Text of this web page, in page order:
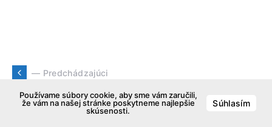
— Predchádzajúci
Niektoré nové iPady majú
problémy s Wi-Fi signálom, Apple
Používame súbory cookie, aby sme vám zaručili,
že vám na našej stránke poskytneme najlepšie
skúsenosti.
Súhlasím